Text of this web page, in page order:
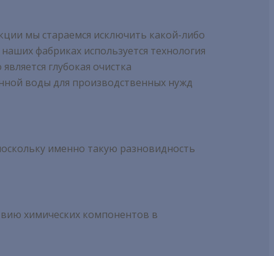
мы стараемся исключить какой-либо
фабриках используется технология
глубокая очистка
воды для производственных нужд
именно такую разновидность
химических компонентов в